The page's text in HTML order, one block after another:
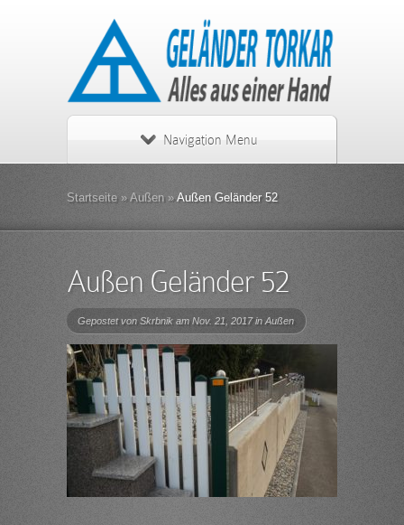
Navigation Menu
Startseite » Außen »Außen Geländer 52
Außen Geländer 52
Gepostet vonSkrbnik am Nov. 21, 2017 in Außen